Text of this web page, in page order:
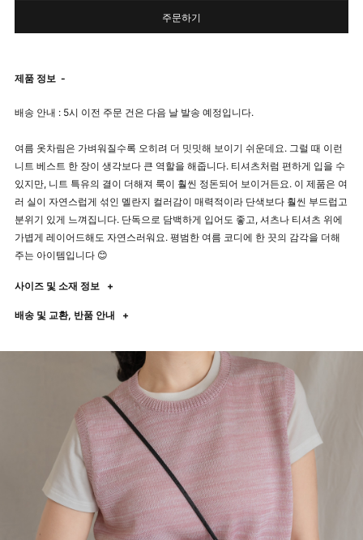
주문하기
제품 정보 -
배송 안내 : 5시 이전 주문 건은 다음 날 발송 예정입니다.
여름 옷차림은 가벼워질수록 오히려 더 밋밋해 보이기 쉬운데요. 그럴 때 이런
니트 베스트 한 장이 생각보다 큰 역할을 해줍니다. 티셔츠처럼 편하게 입을 수
있지만, 니트 특유의 결이 더해져 룩이 훨씬 정돈되어 보이거든요. 이 제품은 여
러 실이 자연스럽게 섞인 멜란지 컬러감이 매력적이라 단색보다 훨씬 부드럽고
분위기 있게 느껴집니다. 단독으로 담백하게 입어도 좋고, 셔츠나 티셔츠 위에
가볍게 레이어드해도 자연스러워요. 평범한 여름 코디에 한 끗의 감각을 더해
주는 아이템입니다 😊
사이즈 및 소재 정보 +
배송 및 교환, 반품 안내 +